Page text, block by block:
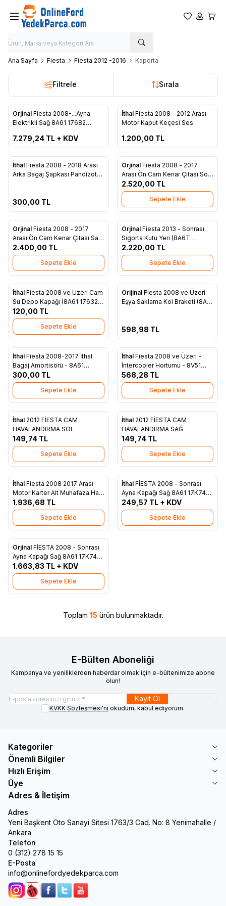
Favorilerim
Hesabım
Ana Sayfa Fiesta Fiesta 2012 -2016 Kaporta
Filtrele Sırala
Favorilere Ekle
Orjinal Fiesta 2008-...Ayna
Elektrikli Sağ 8A61 17682
7.279,24 TL + KDV
Yeni
Favorilere Ekle
Tükendi
İthal Fiesta 2008 - 2012 Arası
Motor Kaput Keçesi Ses
1.200,00 TL
Yeni
Favorilere Ekle
İthal Fiesta 2008 - 2018 Arası
Arka Bagaj Şapkası Pandizotu
300,00 TL
Yeni
Favorilere Ekle
Orjinal Fiesta 2008 - 2017
Arası Ön Cam Kenar Çitası Sol
Orjinal 8A61 A21511 AK
2.520,00 TL
Sepete Ekle
Yeni
Favorilere Ekle
Orjinal Fiesta 2008 - 2017
Arası Ön Cam Kenar Çitası Sağ
Orjinal 8A61 A21510 AK
2.400,00 TL
Sepete Ekle
Favorilere Ekle
Orjinal Fiesta 2013 - Sonrası
Sigorta Kutu Yeri (BA6T
14A075 AA)
2.220,00 TL
Sepete Ekle
Favorilere Ekle
İthal Fiesta 2008 ve Üzeri Cam
Su Depo Kapağı (8A61 17632
AB)
120,00 TL
Sepete Ekle
Favorilere Ekle
Tükendi
Orijinal Fiesta 2008 ve Üzeri
Eşya Saklama Kol Braketi (8A61
598,98 TL
Favorilere Ekle
İthal Fiesta 2008-2017 İthal
Bagaj Amortisörü - 8A61
A406A10 AC
300,00 TL
Sepete Ekle
Favorilere Ekle
İthal Fiesta 2008 ve Üzeri -
İntercooler Hortumu - 8V51
6N650 AC
568,28 TL
Sepete Ekle
Favorilere Ekle
İthal 2012 FİESTA CAM
HAVALANDIRMA SOL
149,74 TL
Sepete Ekle
Favorilere Ekle
İthal 2012 FİESTA CAM
HAVALANDIRMA SAĞ
149,74 TL
Sepete Ekle
Favorilere Ekle
İthal Fiesta 2008 2017 Arası
Motor Karter Alt Muhafaza Halı
İthal 8A61 6P013 BD
1.936,68 TL
Sepete Ekle
Favorilere Ekle
İthal FİESTA 2008 - Sonrası
Ayna Kapağı Sağ 8A61 17K746
CA
249,57 TL + KDV
Sepete Ekle
Favorilere Ekle
Orjinal FİESTA 2008 - Sonrası
Ayna Kapağı Sağ 8A61 17K746
CA
1.663,83 TL + KDV
Sepete Ekle
Toplam 15 ürün bulunmaktadır.
E-Bülten Aboneliği
Kampanya ve yeniliklerden haberdar olmak için e-bültenimize abone
olun!
Kayıt Ol
KVKK Sözleşmesi'ni okudum, kabul ediyorum.
Kategoriler
Önemli Bilgiler
Hızlı Erişim
Üye
Adres & İletişim
Adres
Yeni Başkent Oto Sanayi Sitesi 1763/3 Cad. No: 8 Yenimahalle /
Ankara
Telefon
0 (312) 278 15 15
E-Posta
info@onlinefordyedekparca.com